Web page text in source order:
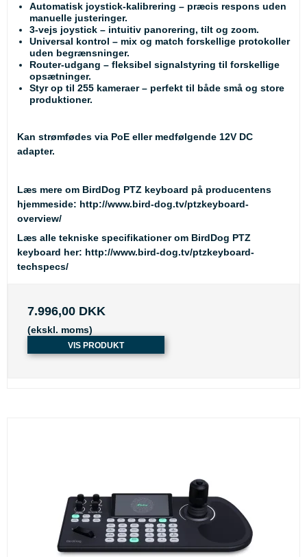
Automatisk joystick-kalibrering – præcis respons uden
manuelle justeringer.
3-vejs joystick– intuitiv panorering, tilt og zoom.
Universal kontrol – mix og match forskellige protokoller
uden begrænsninger.
Router-udgang – fleksibel signalstyring til forskellige
opsætninger.
Styr op til 255 kameraer– perfekt til både små og store
produktioner.
Kan strømfødes via PoE eller medfølgende 12V DC
adapter.
Læs mere om BirdDog PTZ keyboard på producentens
hjemmeside: http://www.bird-dog.tv/ptzkeyboard-
overview/
Læs alle tekniske specifikationer om BirdDog PTZ
keyboard her: http://www.bird-dog.tv/ptzkeyboard-
techspecs/
7.996,00 DKK
(ekskl. moms)
VIS PRODUKT